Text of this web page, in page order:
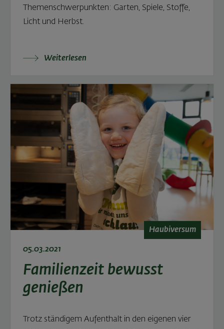
Themenschwerpunkten: Garten, Spiele, Stoffe,
Licht und Herbst.
Weiterlesen: Kreativ-Nachmittage in der
Weiterlesen
Haubiversum
05.03.2021
Familienzeit bewusst
genießen
Trotz ständigem Aufenthalt in den eigenen vier